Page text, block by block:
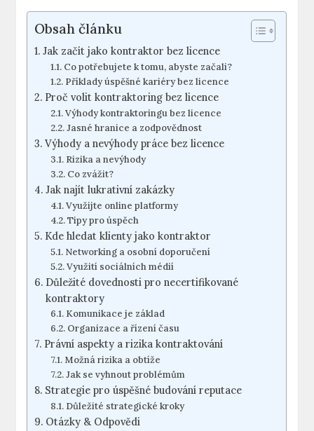
Obsah článku
Jak začít jako kontraktor bez licence
Co potřebujete k tomu, abyste začali?
Příklady úspěšné kariéry bez licence
Proč volit kontraktoring bez licence
Výhody kontraktoringu bez licence
Jasné hranice a zodpovědnost
Výhody a nevýhody práce bez licence
Rizika a nevýhody
Co zvážit?
Jak najít lukrativní zakázky
Využijte online platformy
Tipy pro úspěch
Kde hledat klienty jako kontraktor
Networking a osobní doporučení
Využití sociálních médií
Důležité dovednosti pro necertifikované
kontraktory
Komunikace je základ
Organizace a řízení času
Právní aspekty a rizika kontraktování
Možná rizika a obtíže
Jak se vyhnout problémům
Strategie pro úspěšné budování reputace
Důležité strategické kroky
Otázky & Odpovědi